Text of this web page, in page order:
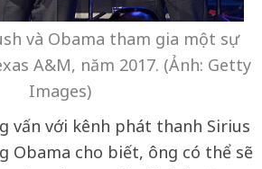
và Obama tham gia một sự
A&M, năm 2017. (Ảnh: Getty
Images)
vấn với kênh phát thanh Sirius
Obama cho biết, ông có thể sẽ